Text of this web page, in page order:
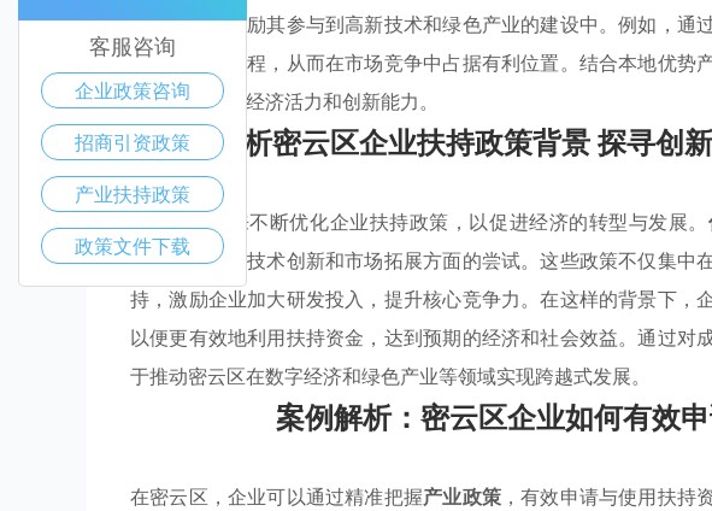
金支持，还鼓励其参与到高新技术和绿色产业的建设中。例如，通
快产品研发进程，从而在市场竞争中占据有利位置。结合本地优势
云区全面提升经济活力和创新能力。
分析密云区企业扶持政策背景 探寻创
密云区近年来不断优化企业扶持政策，以促进经济的转型与发展。
持，助力其在技术创新和市场拓展方面的尝试。这些政策不仅集中
持，激励企业加大研发投入，提升核心竞争力。在这样的背景下，
以便更有效地利用扶持资金，达到预期的经济和社会效益。通过对
于推动密云区在数字经济和绿色产业等领域实现跨越式发展。
案例解析：密云区企业如何有效
在密云区，企业可以通过精准把握产业政策，有效申请与使用扶持
客服咨询
企业政策咨询
招商引资政策
产业扶持政策
政策文件下载